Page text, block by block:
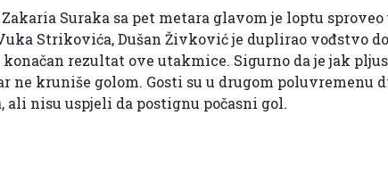
Suraka sa pet metara glavom je loptu
Strikovića, Dušan Živković je duplirao vođstvo
rezultat ove utakmice. Sigurno da je jak
ne kruniše golom. Gosti su u drugom poluvremenu
nisu uspjeli da postignu počasni gol.